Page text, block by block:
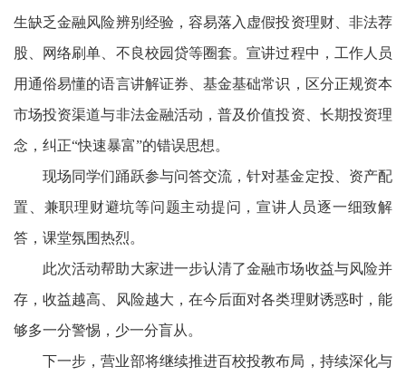
生缺乏金融风险辨别经验，容易落入虚假投资理财、非法荐
股、网络刷单、不良校园贷等圈套。宣讲过程中，工作人员
用通俗易懂的语言讲解证券、基金基础常识，区分正规资本
市场投资渠道与非法金融活动，普及价值投资、长期投资理
念，纠正“快速暴富”的错误思想。
现场同学们踊跃参与问答交流，针对基金定投、资产配
置、兼职理财避坑等问题主动提问，宣讲人员逐一细致解
答，课堂氛围热烈。
此次活动帮助大家进一步认清了金融市场收益与风险并
存，收益越高、风险越大，在今后面对各类理财诱惑时，能
够多一分警惕，少一分盲从。
下一步，营业部将继续推进百校投教布局，持续深化与